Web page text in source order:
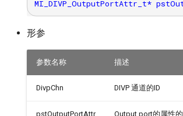
形参
参数名称 描述
DivpChn DIVP 通道的ID
pstOutputPortAttr
Output port的属性的